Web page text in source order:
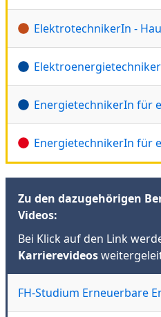
ElektrotechnikerIn -
EnergietechnikerIn für
EnergietechnikerIn für
Zu den dazugehörigen
Videos:
Bei Klick auf den Link
Karrierevideos
FH-Studium Erneuerbare